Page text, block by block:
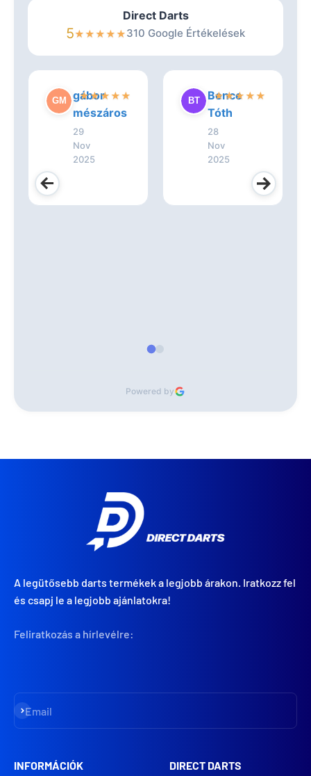
Direct Darts
5★★★★★310 Google Értékelések
gábor
mészáros
29
Nov
2025
★★★★★
Bence
Tóth
28
Nov
2025
★★★★★
Powered by
A legütősebb darts termékek a legjobb árakon. Iratkozz fel
és csapj le a legjobb ajánlatokra!
Feliratkozás a hírlevélre:
Email
Iratkozz fel
INFORMÁCIÓK DIRECT DARTS